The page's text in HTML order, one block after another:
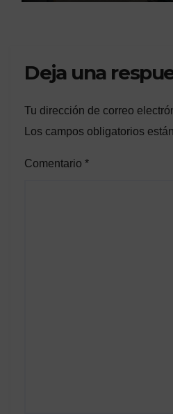
Deja una
Tu dirección de correo
Los campos obligatorios
Comentario *